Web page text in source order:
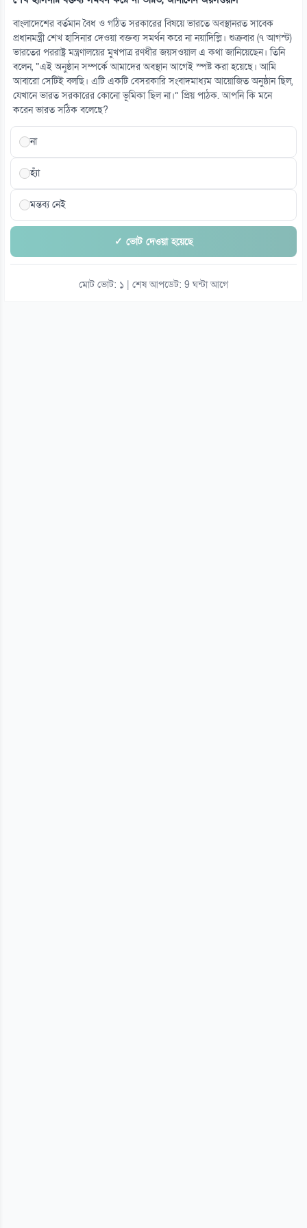
১৪
এআইভিত্তিক সমাধানে এগোতে চায় দেশের আইএসপি খাত
০৮ আগস্ট
১৫
শিশুদের ক্ষতির অভিযোগে মেটাকে ৫৭ কোটি ডলার জরিমানা
০৮ আগস্ট
বাংলাদেশের বর্তমান বৈধ ও গঠিত সরকারের বিষয়ে ভারতে অবস্থানরত সাবেক
প্রধানমন্ত্রী শেখ হাসিনার দেওয়া বক্তব্য সমর্থন করে না নয়াদিল্লি। শুক্রবার (৭ আগস্ট)
ভারতের পররাষ্ট্র মন্ত্রণালয়ের মুখপাত্র রণধীর জয়সওয়াল এ কথা জানিয়েছেন। তিনি
বলেন, “এই অনুষ্ঠান সম্পর্কে আমাদের অবস্থান আগেই স্পষ্ট করা হয়েছে। আমি
আবারো সেটিই বলছি। এটি একটি বেসরকারি সংবাদমাধ্যম আয়োজিত অনুষ্ঠান ছিল,
যেখানে ভারত সরকারের কোনো ভূমিকা ছিল না।” প্রিয় পাঠক. আপনি কি মনে
করেন ভারত সঠিক বলেছে?
না
হ্যাঁ
মন্তব্য নেই
✓ ভোট দেওয়া হয়েছে
মোট ভোট: ১ | শেষ আপডেট: 9 ঘন্টা আগে